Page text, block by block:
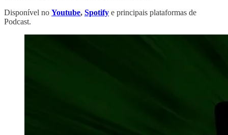
Disponível no Youtube, Spotify e principais plataformas de
Podcast.